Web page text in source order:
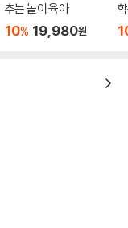
추는 놀이 육아
10% 19,980원
다